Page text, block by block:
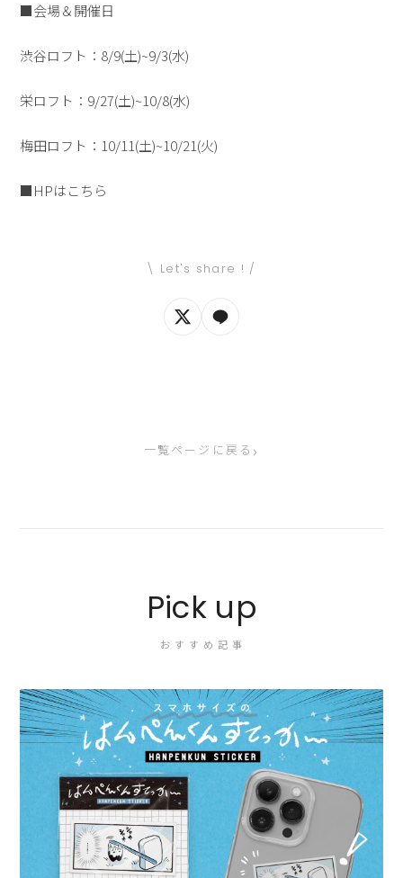
■会場＆開催日
渋谷ロフト：8/9(土)~9/3(水)
栄ロフト：9/27(土)~10/8(水)
梅田ロフト：10/11(土)~10/21(火)
■HPはこちら
\ Let's share ! /
一覧ページに戻る ›
Pick up
おすすめ記事